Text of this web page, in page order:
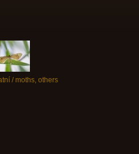
/ moths, others